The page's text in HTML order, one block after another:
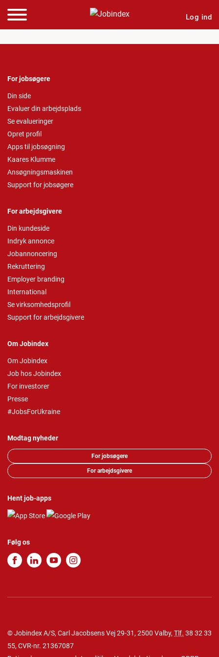
Log ind
For jobsøgere
Din side
Evaluer din arbejdsplads
Se evalueringer
Opret profil
Apps til jobsøgning
Kaares Klumme
Ansøgningsmaskinen
Support for jobsøgere
For arbejdsgivere
Din kundeside
Indryk annonce
Jobannoncering
Rekruttering
Employer branding
International
Se virksomhedsprofil
Support for arbejdsgivere
Om Jobindex
Om Jobindex
Job hos Jobindex
For investorer
Presse
#JobsForUkraine
Modtag nyheder
For jobsøgere
For arbejdsgivere
Hent job-apps
Følg os
© Jobindex A/S, Carl Jacobsens Vej 29-31, 2500 Valby, Tlf. 38 32 33
55, CVR-nr. 21367087